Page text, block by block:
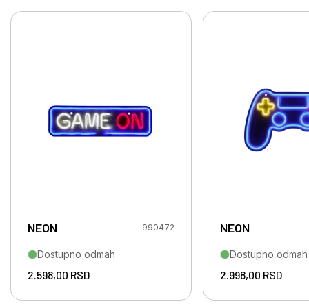
NEON 990472
Dostupno odmah
2.598,00 RSD
NEON
Dostupno odmah
2.998,00 RSD